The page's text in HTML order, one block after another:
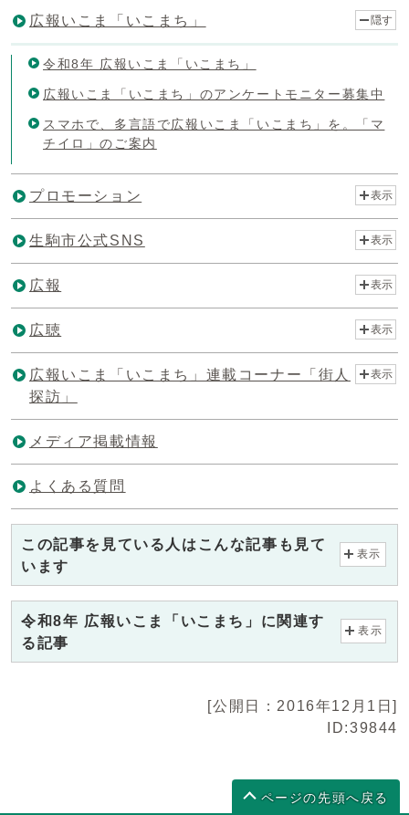
広報いこま「いこまち」 隠す
令和8年 広報いこま「いこまち」
広報いこま「いこまち」のアンケートモニター募集中
スマホで、多言語で広報いこま「いこまち」を。「マ
チイロ」のご案内
プロモーション 表示
生駒市公式SNS 表示
広報 表示
広聴 表示
広報いこま「いこまち」連載コーナー「街人
探訪」
表示
メディア掲載情報
よくある質問
この記事を見ている人はこんな記事も見て
います
表示
令和8年 広報いこま「いこまち」に関連す
る記事
表示
[公開日：2016年12月1日]
ID:39844
ページの先頭へ戻る